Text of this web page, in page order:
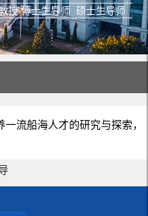
授 博士生导师 硕士生导师
流船海人才的研究与探索，